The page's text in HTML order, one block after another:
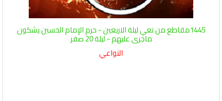
1445مقاطع من نعي ليلة الاربعين - حرم الإمام الحسين يشكون
ماجرى عليهم - ليلة 20 صفر
النواعي